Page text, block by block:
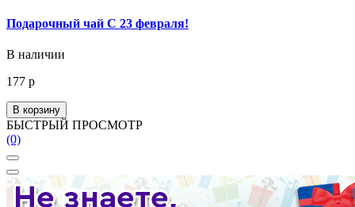
Подарочный чай С 23 февраля!
В наличии
177 р
В корзину
БЫСТРЫЙ ПРОСМОТР
(0)